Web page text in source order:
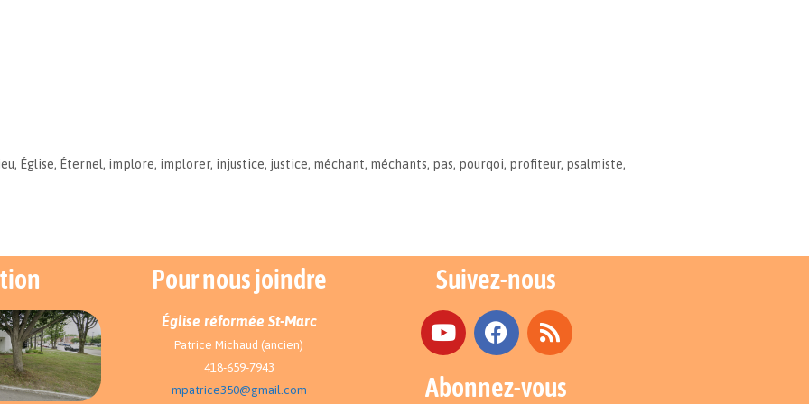
, Église, Éternel, implore, implorer, injustice, justice, méchant, méchants, pas, pourqoi, profiteur, psalmiste,
Pour nous joindre
Église réformée St-Marc
Patrice Michaud (ancien)
418-659-7943
mpatrice350@gmail.com
Suivez-nous
Abonnez-vous